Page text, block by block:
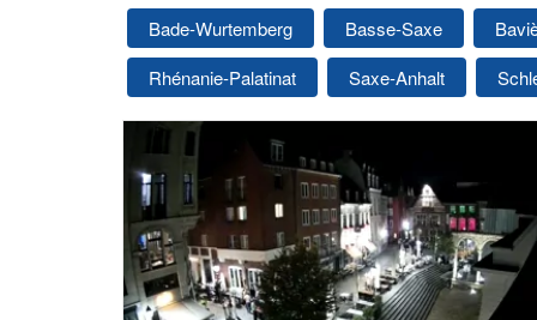
Bade-Wurtemberg Basse-Saxe
Rhénanie-Palatinat
Saxe-Anhalt